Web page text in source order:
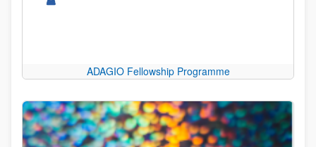
ADAGIO Fellowship Programme